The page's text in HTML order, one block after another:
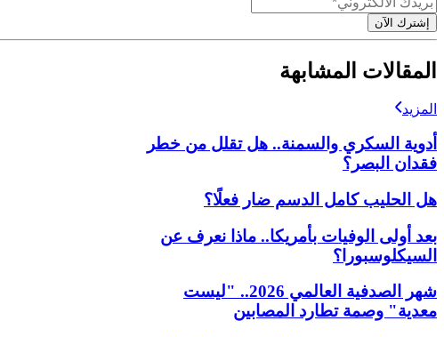
إشترك الآن
المقالات المشابهة
المزيد
أدوية السكري والسمنة.. هل تقلل من خطر
فقدان البصر؟
هل الحليب كامل الدسم ضار فعلًا؟
بعد أولى الوفيات بأمريكا.. ماذا نعرف عن
السيكلوسبورا؟
شهر الصدفية العالمي 2026.. "ليست
معدية" وصمة تطارد المصابين